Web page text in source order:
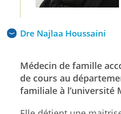
Dre Najlaa Houssaini
Médecin de famille
de cours au
familiale à l’université